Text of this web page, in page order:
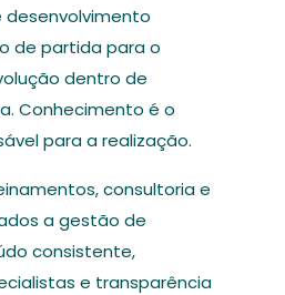
de partida para o
dentro de
Conhecimento é o
para a realização.
consultoria e
a gestão de
consistente,
e transparência